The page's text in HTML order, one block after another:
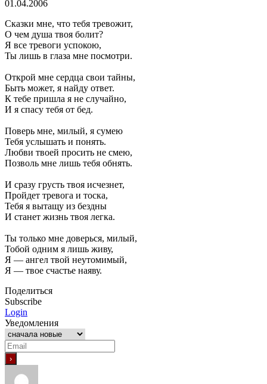
01.04.2006
Сказки мне, что тебя тревожит,
О чем душа твоя болит?
Я все тревоги успокою,
Ты лишь в глаза мне посмотри.
Открой мне сердца свои тайны,
Быть может, я найду ответ.
К тебе пришла я не случайно,
И я спасу тебя от бед.
Поверь мне, милый, я сумею
Тебя услышать и понять.
Любви твоей просить не смею,
Позволь мне лишь тебя обнять.
И сразу грусть твоя исчезнет,
Пройдет тревога и тоска,
Тебя я вытащу из бездны
И станет жизнь твоя легка.
Ты только мне доверься, милый,
Тобой одним я лишь живу,
Я — ангел твой неутомимый,
Я — твое счастье наяву.
Поделиться
Subscribe
Login
Уведомления